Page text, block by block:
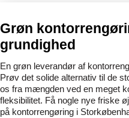
Grøn
grundighed
En grøn leverandør af
Prøv det solide alternativ til de
os fra mængden ved en meget
fleksibilitet. Få nogle nye friske
på kontorrengøring i